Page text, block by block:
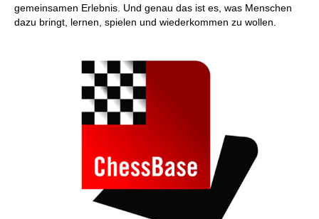
gemeinsamen Erlebnis. Und genau das ist es, was Menschen
dazu bringt, lernen, spielen und wiederkommen zu wollen.